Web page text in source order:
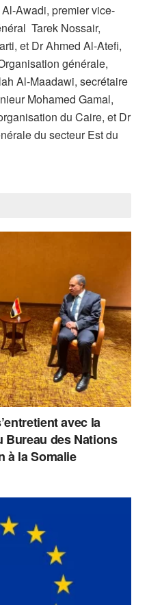
Awadi, premier vice-
Tarek Nossair,
et Dr Ahmed Al-Atefi,
générale,
Al-Maadawi, secrétaire
Mohamed Gamal,
du Caire, et Dr
du secteur Est du
avec la
Bureau des Nations
à la Somalie